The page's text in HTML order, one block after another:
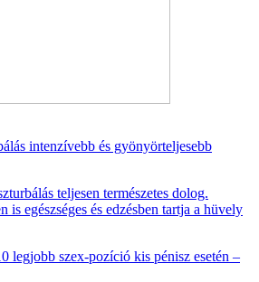
intenzívebb és gyönyörteljesebb
teljesen természetes dolog.
is egészséges és edzésben tartja a hüvely
legjobb szex-pozíció kis pénisz esetén –